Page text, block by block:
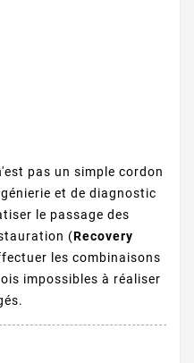
pas un simple cordon
et de diagnostic
le passage des
(Recovery
les combinaisons
impossibles à réaliser